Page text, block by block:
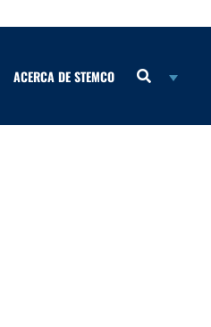
ACERCA DE STEMCO